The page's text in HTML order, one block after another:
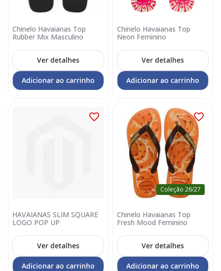
Chinelo Havaianas Top
Rubber Mix Masculino
Ver detalhes
Adicionar ao carrinho
Chinelo Havaianas Top
Neon Feminino
Ver detalhes
Adicionar ao carrinho
HAVAIANAS SLIM SQUARE
LOGO POP UP
Ver detalhes
Adicionar ao carrinho
Coleção 26/27
Chinelo Havaianas Top
Fresh Mood Feminino
Ver detalhes
Adicionar ao carrinho